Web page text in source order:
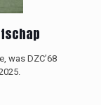
was DZC’68